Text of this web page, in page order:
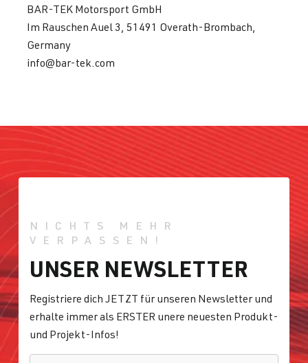
BAR-TEK Motorsport GmbH
Im Rauschen Auel 3, 51491 Overath-Brombach,
Germany
info@bar-tek.com
NICHTS MEHR
VERPASSEN!
UNSER NEWSLETTER
Registriere dich JETZT für unseren Newsletter und
erhalte immer als ERSTER unere neuesten Produkt-
und Projekt-Infos!